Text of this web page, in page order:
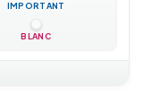
IMPORTANT
BLANC